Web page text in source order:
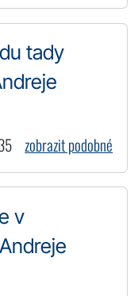
tady
zobrazit podobné
v